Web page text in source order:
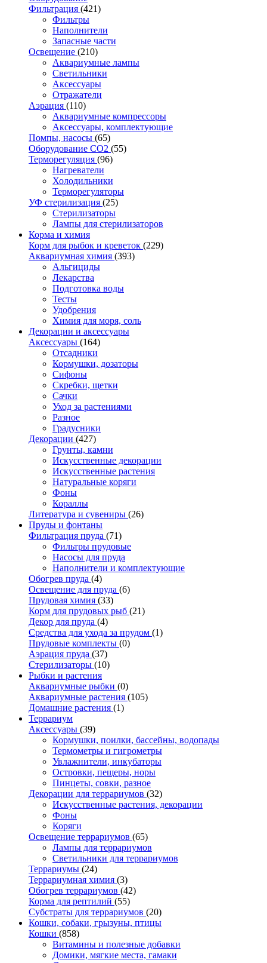
Фильтрация (421)
Фильтры
Наполнители
Запасные части
Освещение (210)
Аквариумные лампы
Светильники
Аксессуары
Отражатели
Аэрация (110)
Аквариумные компрессоры
Аксессуары, комплектующие
Помпы, насосы (65)
Оборудование CO2 (55)
Терморегуляция (96)
Нагреватели
Холодильники
Терморегуляторы
УФ стерилизация (25)
Стерилизаторы
Лампы для стерилизаторов
Корма и химия
Корм для рыбок и креветок (229)
Аквариумная химия (393)
Альгициды
Лекарства
Подготовка воды
Тесты
Удобрения
Химия для моря, соль
Декорации и аксессуары
Аксессуары (164)
Отсадники
Кормушки, дозаторы
Сифоны
Скребки, щетки
Сачки
Уход за растениями
Разное
Градусники
Декорации (427)
Грунты, камни
Искусственные декорации
Искусственные растения
Натуральные коряги
Фоны
Кораллы
Литература и сувениры (26)
Пруды и фонтаны
Фильтрация пруда (71)
Фильтры прудовые
Насосы для пруда
Наполнители и комплектующие
Обогрев пруда (4)
Освещение для пруда (6)
Прудовая химия (33)
Корм для прудовых рыб (21)
Декор для пруда (4)
Средства для ухода за прудом (1)
Прудовые комплекты (0)
Аэрация пруда (37)
Стерилизаторы (10)
Рыбки и растения
Аквариумные рыбки (0)
Аквариумные растения (105)
Домашние растения (1)
Террариум
Аксессуары (39)
Кормушки, поилки, бассейны, водопады
Термометры и гигрометры
Увлажнители, инкубаторы
Островки, пещеры, норы
Пинцеты, совки, разное
Декорации для террариумов (32)
Искусственные растения, декорации
Фоны
Коряги
Освещение террариумов (65)
Лампы для террариумов
Светильники для террариумов
Террариумы (24)
Террариумная химия (3)
Обогрев террариумов (42)
Корма для рептилий (55)
Субстраты для террариумов (20)
Кошки, собаки, грызуны, птицы
Кошки (858)
Витамины и полезные добавки
Домики, мягкие места, гамаки